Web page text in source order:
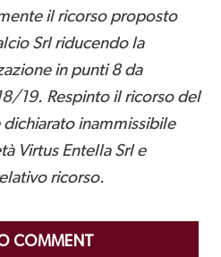
il ricorso proposto
Srl riducendo la
in punti 8 da
19. Respinto il ricorso del
inammissibile
Virtus Entella Srl e
ricorso.
COMMENT